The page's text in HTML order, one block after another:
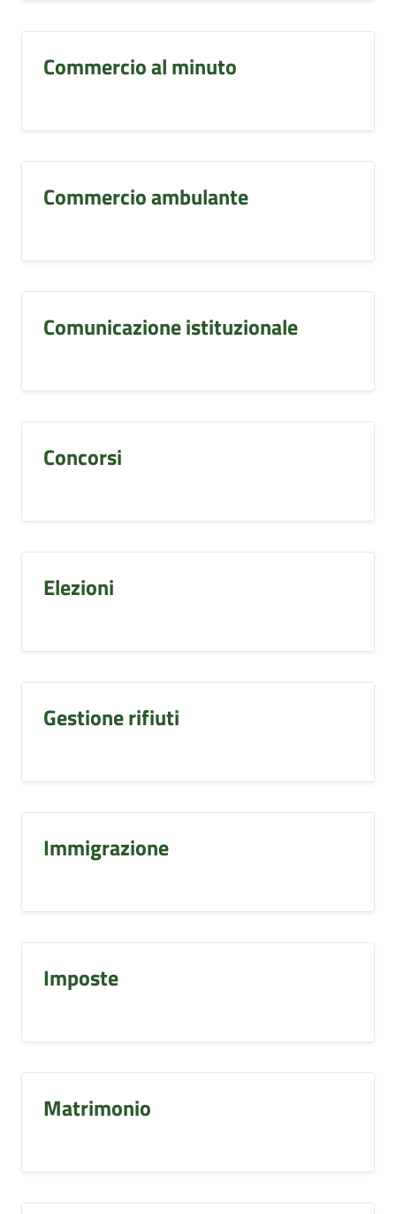
Commercio al minuto
Commercio ambulante
Comunicazione istituzionale
Concorsi
Elezioni
Gestione rifiuti
Immigrazione
Imposte
Matrimonio